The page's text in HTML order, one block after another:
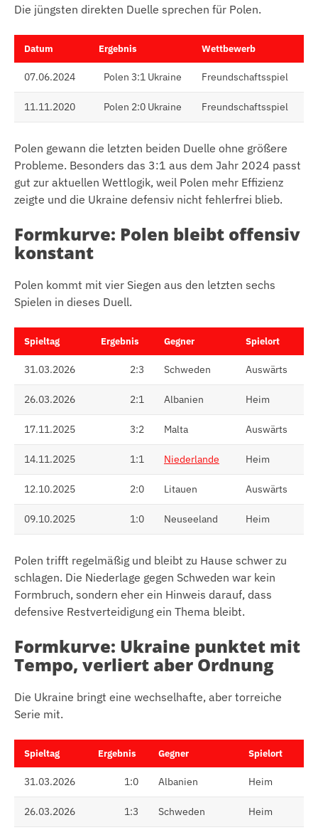
Die jüngsten direkten Duelle sprechen für Polen.
Datum Ergebnis Wettbewerb
07.06.2024 Polen 3:1 Ukraine Freundschaftsspiel
11.11.2020 Polen 2:0 Ukraine Freundschaftsspiel
Polen gewann die letzten beiden Duelle ohne größere
Probleme. Besonders das 3:1 aus dem Jahr 2024 passt
gut zur aktuellen Wettlogik, weil Polen mehr Effizienz
zeigte und die Ukraine defensiv nicht fehlerfrei blieb.
Formkurve: Polen bleibt offensiv
konstant
Polen kommt mit vier Siegen aus den letzten sechs
Spielen in dieses Duell.
Spieltag Ergebnis Gegner Spielort
31.03.2026 2:3 Schweden Auswärts
26.03.2026 2:1 Albanien Heim
17.11.2025 3:2 Malta Auswärts
14.11.2025 1:1 Niederlande Heim
12.10.2025 2:0 Litauen Auswärts
09.10.2025 1:0 Neuseeland Heim
Polen trifft regelmäßig und bleibt zu Hause schwer zu
schlagen. Die Niederlage gegen Schweden war kein
Formbruch, sondern eher ein Hinweis darauf, dass
defensive Restverteidigung ein Thema bleibt.
Formkurve: Ukraine punktet mit
Tempo, verliert aber Ordnung
Die Ukraine bringt eine wechselhafte, aber torreiche
Serie mit.
Spieltag Ergebnis Gegner Spielort
31.03.2026 1:0 Albanien Heim
26.03.2026 1:3 Schweden Heim